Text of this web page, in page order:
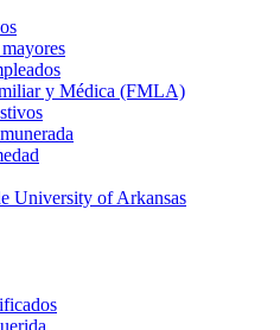
y Médica (FMLA)
University of Arkansas